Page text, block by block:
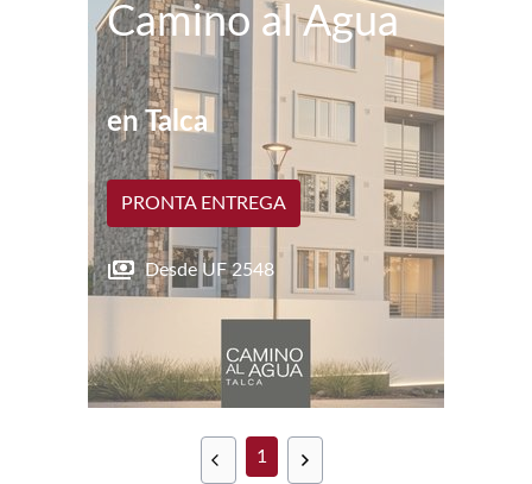
Camino al Agua
enTalca
PRONTA ENTREGA
Desde UF2548
1